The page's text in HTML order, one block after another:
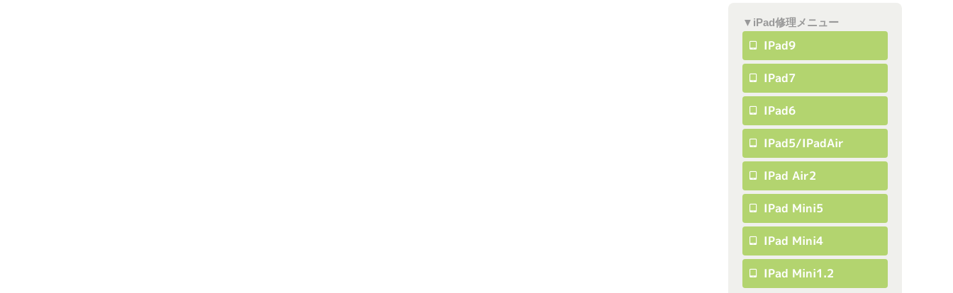
▼iPad修理メニュー
IPad9
IPad7
IPad6
IPad5/iPadAir
IPad Air2
IPad Mini5
IPad Mini4
IPad Mini1.2